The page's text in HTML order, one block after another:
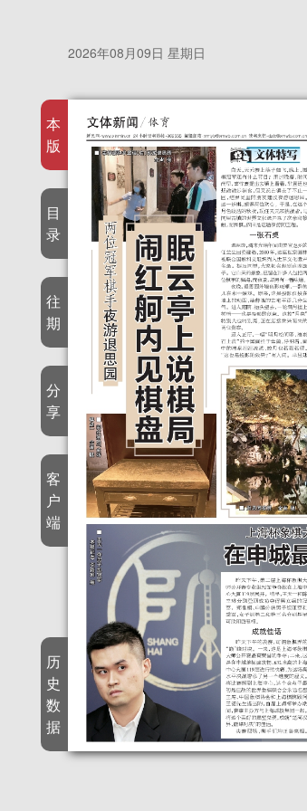
2026年08月09日 星期日
本
版
目
录
往
期
分
享
客
户
端
历
史
数
据